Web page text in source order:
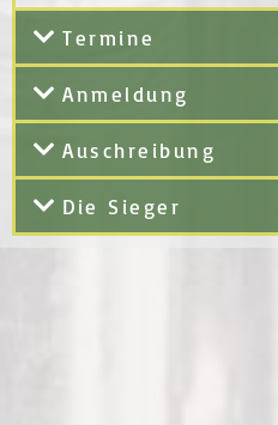
Termine
Anmeldung
Auschreibung
Die Sieger